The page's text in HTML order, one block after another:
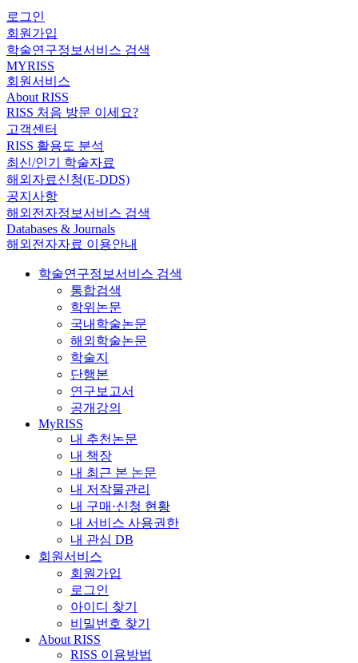
로그인
회원가입
학술연구정보서비스 검색
MYRISS
회원서비스
About RISS
RISS 처음 방문 이세요?
고객센터
RISS 활용도 분석
최신/인기 학술자료
해외자료신청(E-DDS)
공지사항
해외전자정보서비스 검색
Databases & Journals
해외전자자료 이용안내
학술연구정보서비스 검색
통합검색
학위논문
국내학술논문
해외학술논문
학술지
단행본
연구보고서
공개강의
MyRISS
내 추천논문
내 책장
내 최근 본 논문
내 저작물관리
내 구매·신청 현황
내 서비스 사용권한
내 관심 DB
회원서비스
회원가입
로그인
아이디 찾기
비밀번호 찾기
About RISS
RISS 이용방법